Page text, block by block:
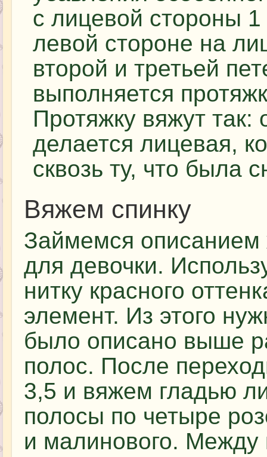
с лицевой стороны
левой стороне на
второй и третьей
выполняется
Протяжку вяжут так:
делается лицевая,
сквозь ту, что была
Вяжем спинку
Займемся описанием
для девочки.
нитку красного
элемент. Из этого
было описано выше
полос. После
3,5 и вяжем гладью
полосы по четыре
и малинового.